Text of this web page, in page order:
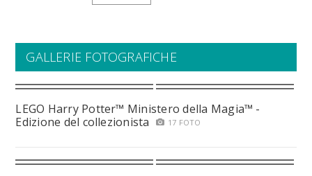
GALLERIE FOTOGRAFICHE
LEGO Harry Potter™ Ministero della Magia™ -
Edizione del collezionista
17 FOTO